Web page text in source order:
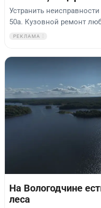
Устранить
50а. Кузовной ремонт
РЕКЛАМА
На Вологодчине
леса